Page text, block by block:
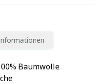
Baumwolle